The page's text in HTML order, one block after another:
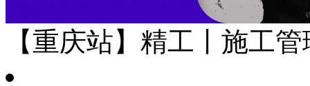
【重庆站】精工丨施工管